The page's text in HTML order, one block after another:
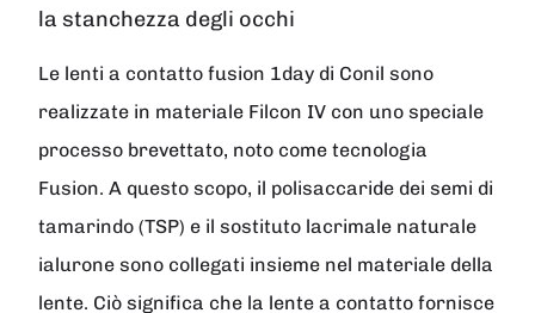
la stanchezza degli occhi
Le lenti a contatto fusion 1day di Conil sono
realizzate in materiale Filcon IV con uno speciale
processo brevettato, noto come tecnologia
Fusion. A questo scopo, il polisaccaride dei semi di
tamarindo (TSP) e il sostituto lacrimale naturale
ialurone sono collegati insieme nel materiale della
lente. Ciò significa che la lente a contatto fornisce